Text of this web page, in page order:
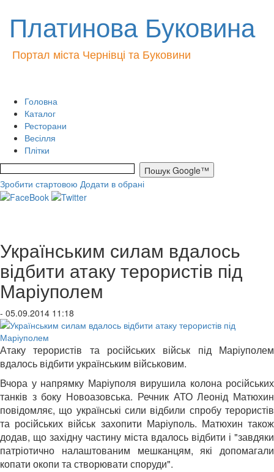
Платинова Буковина
Портал міста Чернівці та Буковини
Головна
Каталог
Ресторани
Весілля
Плітки
Зробити стартовою Додати в обрані
Українським силам вдалось
відбити атаку терористів під
Маріуполем
- 05.09.2014 11:18
Атаку терористів та російських військ під Маріуполем
вдалось відбити українським військовим.
Вчора у напрямку Маріуполя вирушила колона російських
танків з боку Новоазовська. Речник АТО Леонід Матюхин
повідомляє, що українські сили відбили спробу терористів
та російських військ захопити Маріуполь. Матюхин також
додав, що західну частину міста вдалось відбити і "завдяки
патріотично налаштованим мешканцям, які допомагали
копати окопи та створювати споруди".